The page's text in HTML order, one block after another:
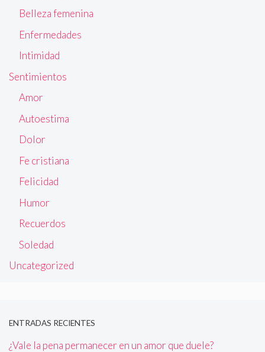
Belleza femenina
Enfermedades
Intimidad
Sentimientos
Amor
Autoestima
Dolor
Fe cristiana
Felicidad
Humor
Recuerdos
Soledad
Uncategorized
ENTRADAS RECIENTES
¿Vale la pena permanecer en un amor que duele?